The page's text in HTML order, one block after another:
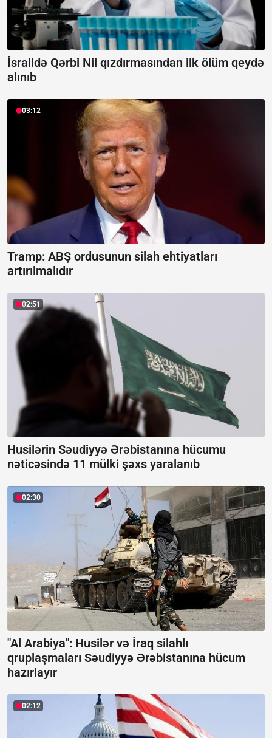
İsraildə Qərbi Nil qızdırmasından ilk ölüm qeydə
alınıb
03:12
Tramp: ABŞ ordusunun silah ehtiyatları
artırılmalıdır
02:51
Husilərin Səudiyyə Ərəbistanına hücumu
nəticəsində 11 mülki şəxs yaralanıb
02:30
"Al Arabiya": Husilər və İraq silahlı
qruplaşmaları Səudiyyə Ərəbistanına hücum
hazırlayır
02:12